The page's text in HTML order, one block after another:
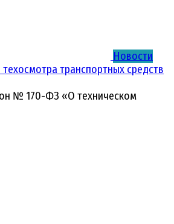
Новости
транспортных средств
№ 170-ФЗ «О техническом